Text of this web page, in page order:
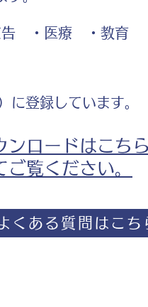
・医療 ・教育
登録しています。
ンロードはこち
覧ください。
くある質問はこち